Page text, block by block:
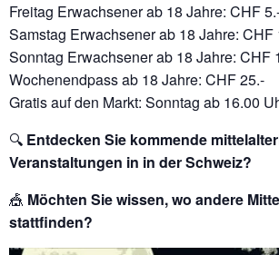
Freitag Erwachsener ab 18 Jahre: CHF
Samstag Erwachsener ab 18 Jahre: CHF
Sonntag Erwachsener ab 18 Jahre: CHF
Wochenendpass ab 18 Jahre: CHF 25.-
Gratis auf den Markt: Sonntag ab 16.00
🔍 Entdecken Sie kommende
Veranstaltungen in in der Schweiz?
🎪 Möchten Sie wissen, wo andere
stattfinden?